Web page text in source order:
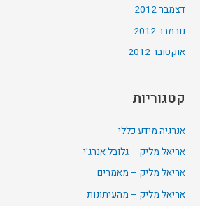
דצמבר 2012
נובמבר 2012
אוקטובר 2012
קטגוריות
אנרגיה מידע כללי
אריאל מליק – גלובל אנרג'י
אריאל מליק – מאמרים
אריאל מליק – מהעיתונות